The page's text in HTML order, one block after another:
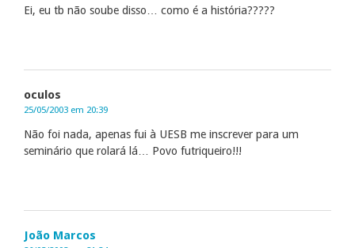
Ei, eu tb não soube disso… como é a história?????
oculos
25/05/2003 em 20:39
Não foi nada, apenas fui à UESB me inscrever para um
seminário que rolará lá… Povo futriqueiro!!!
João Marcos